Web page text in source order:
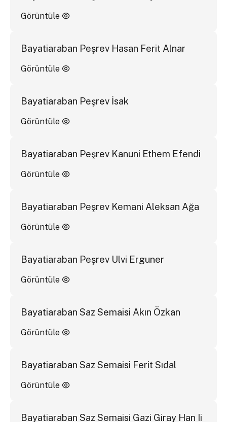
Görüntüle
Bayatiaraban Peşrev Hasan Ferit Alnar
Görüntüle
Bayatiaraban Peşrev İsak
Görüntüle
Bayatiaraban Peşrev Kanuni Ethem Efendi
Görüntüle
Bayatiaraban Peşrev Kemani Aleksan Ağa
Görüntüle
Bayatiaraban Peşrev Ulvi Erguner
Görüntüle
Bayatiaraban Saz Semaisi Akın Özkan
Görüntüle
Bayatiaraban Saz Semaisi Ferit Sıdal
Görüntüle
Bayatiaraban Saz Semaisi Gazi Giray Han Ii